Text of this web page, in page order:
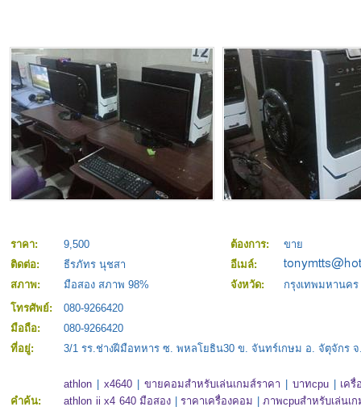
ราคา: 9,500 ต้องการ:
ขาย
ติดต่อ:
ธีรภัทร นุชสา
อีเมล์:
สภาพ:
มือสอง สภาพ 98% จังหวัด:
กรุงเทพมหานคร
โทรศัพย์:
080-9266420
มือถือ:
080-9266420
ที่อยู่:
3/1 รร.ช่างฝีมือทหาร ซ. พหลโยธิน30 ข. จันทร์เกษม อ. จัตุจักร
คำค้น:
athlon x4640| ขายคอมสำหรับเล่นเกมส์ราคา บาทcpu| เครื่
athlon ii x4 640 มือสอง |ราคาเครื่องคอม |ภาพcpuสำหรับเล่นเ